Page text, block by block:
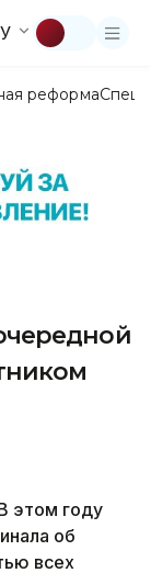
реформа
году
об
всех